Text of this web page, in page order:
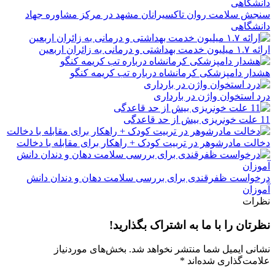
سنجش سلامت روان تاکسیرانان مشهد در مرکز مشاوره جهاد
دانشگاهی
ارائه ۱.۷ میلیون خدمت بهداشتی و درمانی به زائران اربعین
هشدار دامپزشکی کرمانشاه درباره تب کریمه کنگو
درد استخوان واژن در بارداری
11 علت خونریزی بیش از حد قاعدگی
دخالت مادرشوهر در تربیت کودک + راهکار برای مقابله با دخالت
درخواست ظفرقندی برای بررسی سلامت دهان و دندان دانش
آموزان
نظرات
نظرتان را با ما به اشتراک بگذارید!
نشانی ایمیل شما منتشر نخواهد شد. بخش‌های موردنیاز
علامت‌گذاری شده‌اند *